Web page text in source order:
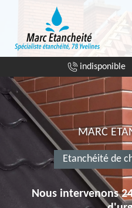
indisponible
MARC
Etanchéité de
Nous intervenons